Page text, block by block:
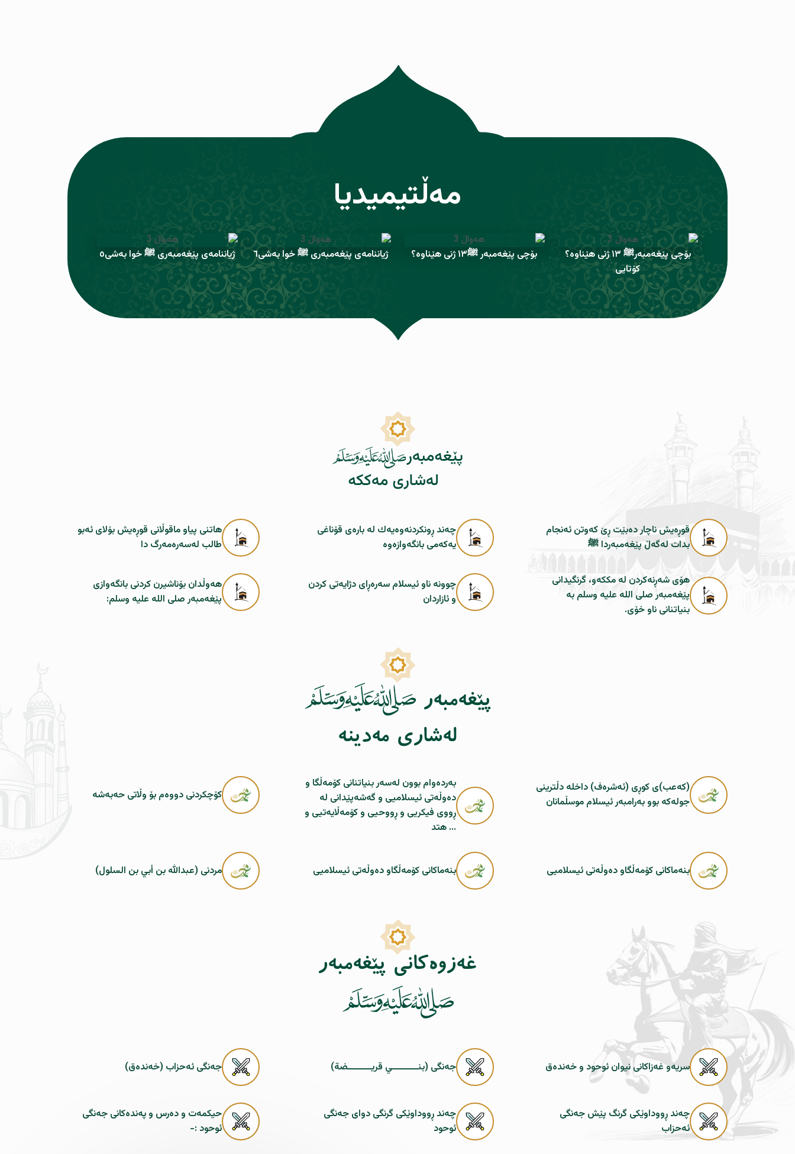
مەڵتیمیدیا
بۆچی پێغەمبەرﷺ ١٣ ژنی هێناوە؟
کۆتایی
بۆچی پێغەمبەر ﷺ١٣ ژنی هێناوە؟ ژیاننامەی پێغەمبەری ﷺ خوا بەشی٦ ژیاننامەی پێغەمبەری ﷺ خوا بەشی٥
قوڕەیش ناچار دەبێت ڕێ کەوتن ئەنجام
بدات لەگەڵ پێغەمبەردا ﷺ
چەند ڕونكردنەوەیەك لە بارەی قۆناغی
یەكەمی بانگەوازەوە
هاتنی پیاو ماقوڵانی قوڕەیش بۆلای ئەبو
طالب لەسەرەمەرگ دا
هۆی شەڕنەکردن لە مککەو، گرنگیدانی
پێغەمبەر صلی اللە علیە وسلم بە
بنیاتنانی ناو خۆی.
چوونە ناو ئیسلام سەرەڕای دژایەتی کردن
و ئازاردان
هەوڵدان بۆناشیرن کردنی بانگەوازی
پێغەمبەر صلی اللە علیە وسلم:
(كەعب)ی كوڕی (ئەشرەف) داخلە دڵترینی
جولەكە بوو بەرامبەر ئیسلام موسڵمانان
بەردەوام بوون لەسەر بنیاتنانى کۆمەڵگا و
دەوڵەتى ئیسلامیی و گەشەپێدانى لە
ڕووى فيكريی و ڕووحیی و کۆمەڵایەتیی و
... هتد
کۆچکردنی دووەم بۆ وڵاتی حەبەشە
بنەماکانى کۆمەڵگاو دەوڵەتى ئیسلامیی بنەماکانى کۆمەڵگاو دەوڵەتى ئیسلامیی مردنى (عبدالله بن أبي بن السلول)
سریەو غەزاکانی نیوان ئوحود و خەندەق جەنگى (بنـــــــــي قريــــــــضة) جەنگى ئەحزاب (خەندەق)
چەند ڕووداوێکى گرنگ پێش جەنگى
ئەحزاب
چەند ڕووداوێکى گرنگى دواى جەنگى
ئوحود
حیکمەت و دەرس و پەندەکانى جەنگى
ئوحود :-